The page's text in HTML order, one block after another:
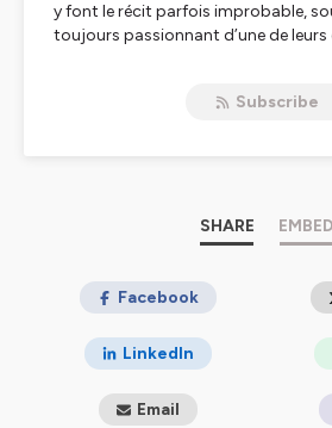
y font le récit parfois improbable,
toujours passionnant d’une de
Vincent Veillon et Fanny Trifilieff,
communication scientifique amU
Réalisation
studios de l’EJCAM, École de
Communication d’Aix-Marseille
Montage
Subscribe
SHARE EMBED
Facebook
LinkedIn
Email